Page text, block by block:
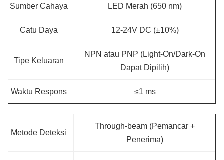
Sumber Cahaya LED Merah (650 nm)
Catu Daya 12-24V DC (±10%)
Tipe Keluaran
NPN atau PNP (Light-On/Dark-On
Dapat Dipilih)
Waktu Respons ≤1 ms
Metode Deteksi
Through-beam (Pemancar +
Penerima)